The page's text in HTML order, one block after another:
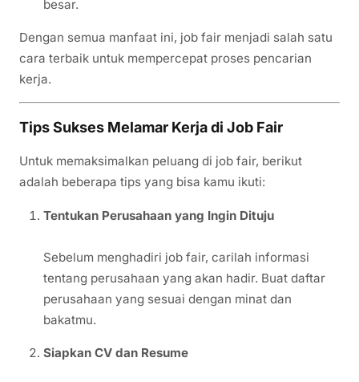
besar.
Dengan semua manfaat ini, job fair menjadi salah satu
cara terbaik untuk mempercepat proses pencarian
kerja.
Tips Sukses Melamar Kerja di Job Fair
Untuk memaksimalkan peluang di job fair, berikut
adalah beberapa tips yang bisa kamu ikuti:
Tentukan Perusahaan yang Ingin Dituju
Sebelum menghadiri job fair, carilah informasi
tentang perusahaan yang akan hadir. Buat daftar
perusahaan yang sesuai dengan minat dan
bakatmu.
Siapkan CV dan Resume